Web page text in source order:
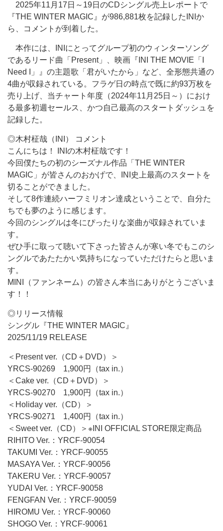
2025年11月17日～19日のCDシングル売上レポートで
『THE WINTER MAGIC』が986,881枚を記録したINIか
ら、コメントが到着した。
本作には、INIにとってグループ初のウィンターソング
であるリード曲「Present」、映画『INI THE MOVIE「I
Need I」』の主題歌「君がいたから」など、全形態共通の
4曲が収録されている。フラゲ日の時点で既に約93万枚を
売り上げ、当チャート年度（2024年11月25日～）におけ
る最多初週セールス、かつ自己最高のスタートダッシュを
記録した。
◎木村柾哉（INI） コメント
こんにちは！ INIの木村柾哉です！
今回僕たちの初のシーズナル作品「THE WINTER
MAGIC」が皆さんのおかげで、INI史上最高のスタートを
切ることができました。
そして8作連続ハーフミリオン達成ということで、自分た
ちでも夢のように感じます。
今回のシングルは冬にぴったりな楽曲が収録されていま
す。
ぜひ手に取って聴いて下さった皆さんが寒い冬でもこのシ
ングルであたたかい気持ちになっていただけたらと思いま
す。
MINI（ファンネーム）の皆さん本当にありがとうございま
す！！
◎リリース情報
シングル『THE WINTER MAGIC』
2025/11/19 RELEASE
＜Present ver.（CD＋DVD）＞
YRCS-90269 1,900円（tax in.）
＜Cake ver.（CD＋DVD）＞
YRCS-90270 1,900円（tax in.）
＜Holiday ver.（CD）＞
YRCS-90271 1,400円（tax in.）
＜Sweet ver.（CD）＞※INI OFFICIAL STORE限定商品
RIHITO Ver.：YRCF-90054
TAKUMI Ver.：YRCF-90055
MASAYA Ver.：YRCF-90056
TAKERU Ver.：YRCF-90057
YUDAI Ver.：YRCF-90058
FENGFAN Ver.：YRCF-90059
HIROMU Ver.：YRCF-90060
SHOGO Ver.：YRCF-90061